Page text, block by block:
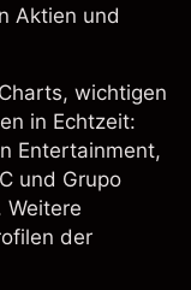
Aktien und
wichtigen
in Echtzeit:
Entertainment,
und Grupo
Weitere
der